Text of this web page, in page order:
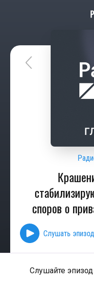
споров о
Слушать эпизод
Слушайте